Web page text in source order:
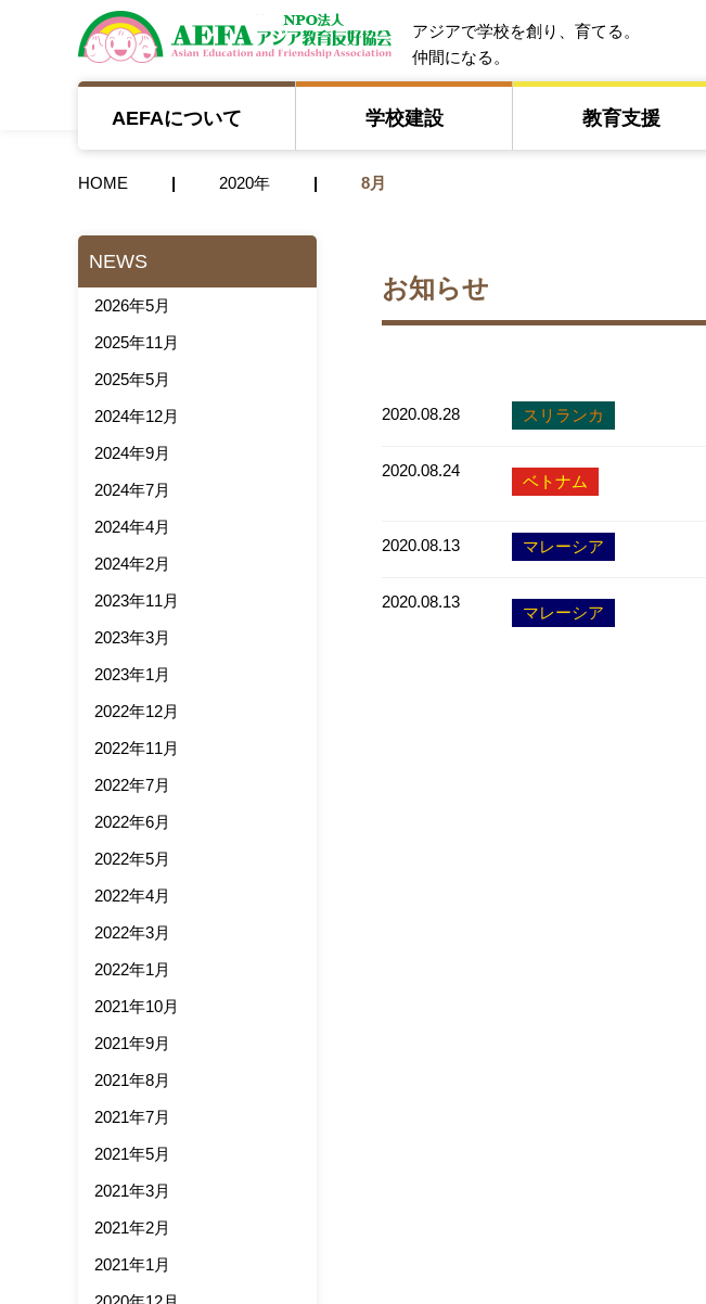
NPO法人 AEFA アジア教育友好協会
アジアで学校を創り、育てる。
仲間になる。
AEFAについて 学校建設 教育⽀援
HOME 2020年 8月
お知らせ
2020.08.28 スリランカ
2020.08.24
ベトナム
2020.08.13 マレーシア
2020.08.13
マレーシア
NEWS
2026年5月
2025年11月
2025年5月
2024年12月
2024年9月
2024年7月
2024年4月
2024年2月
2023年11月
2023年3月
2023年1月
2022年12月
2022年11月
2022年7月
2022年6月
2022年5月
2022年4月
2022年3月
2022年1月
2021年10月
2021年9月
2021年8月
2021年7月
2021年5月
2021年3月
2021年2月
2021年1月